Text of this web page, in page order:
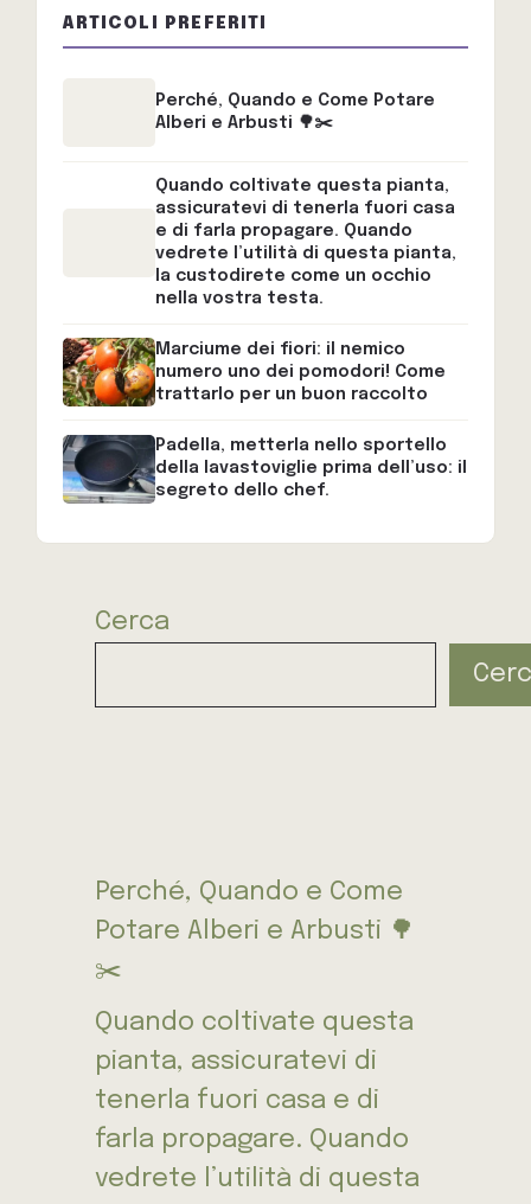
ARTICOLI PREFERITI
Perché, Quando e Come Potare
Alberi e Arbusti 🌳✂️
Quando coltivate questa pianta,
assicuratevi di tenerla fuori casa
e di farla propagare. Quando
vedrete l’utilità di questa pianta,
la custodirete come un occhio
nella vostra testa.
Marciume dei fiori: il nemico
numero uno dei pomodori! Come
trattarlo per un buon raccolto
Padella, metterla nello sportello
della lavastoviglie prima dell’uso: il
segreto dello chef.
Cerca
Perché, Quando e Come
Potare Alberi e Arbusti 🌳
✂️
Quando coltivate questa
pianta, assicuratevi di
tenerla fuori casa e di
farla propagare. Quando
vedrete l’utilità di questa